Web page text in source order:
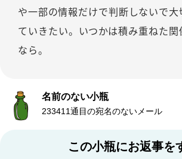
や一部の情報だけで判断しないで大
ていきたい。いつかは積み重ねた関
なら。
名前のない小瓶
233411通目の宛名のないメール
この小瓶にお返事を